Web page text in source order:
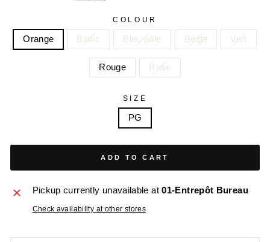
COLOUR
Orange Blanc Bleu pâle Beige Vert
Rouge Rose
SIZE
PG
ADD TO CART
Pickup currently unavailable at01-Entrepôt Bureau
Check availability at other stores